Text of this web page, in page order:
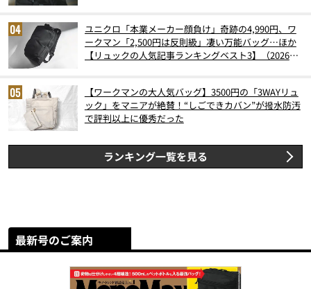
ユニクロ「本業メーカー顔負け」奇跡の4,990円、ワ
ークマン「2,500円は反則級」凄い万能バッグ…ほか
【リュックの人気記事ランキングベスト3】（2026年
【ワークマンの大人気バッグ】3500円の「3WAYリュ
ック」をマニアが絶賛！“しごできカバン”が撥水防汚
で評判以上に優秀だった
ランキング一覧を見る
最新号のご案内